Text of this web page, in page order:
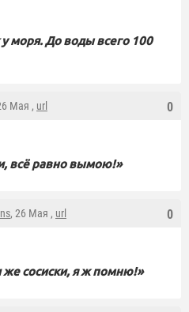
моря. До воды всего 100
0
Мая , url
всё равно вымою!»
0
, 26 Мая , url
сосиски, я ж помню!»